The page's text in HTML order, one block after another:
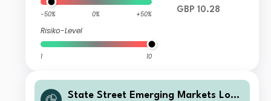
-50% 0% +50%
Risiko-Level
1 10
GBP 10.28
State Street Emerging Markets Loca